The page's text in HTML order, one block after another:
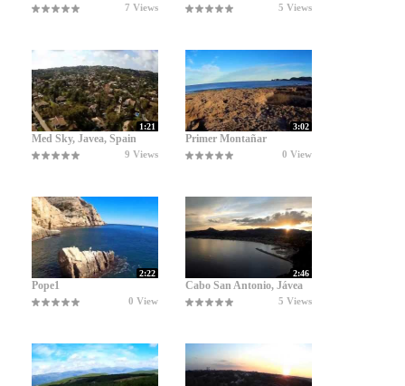
7 Views 5 Views
1:21
Med Sky, Javea, Spain
9 Views
3:02
Primer Montañar
0 View
2:22
Pope1
0 View
2:46
Cabo San Antonio, Jávea
5 Views